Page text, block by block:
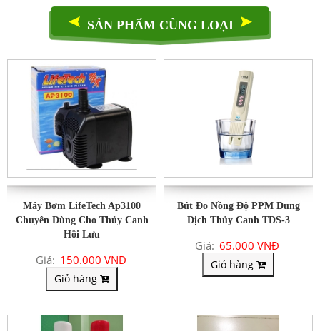
SẢN PHẨM CÙNG LOẠI
Máy Bơm LifeTech Ap3100
Chuyên Dùng Cho Thủy Canh
Hồi Lưu
Giá: 150.000 VNĐ
Giỏ hàng
Bút Đo Nồng Độ PPM Dung
Dịch Thủy Canh TDS-3
Giá: 65.000 VNĐ
Giỏ hàng